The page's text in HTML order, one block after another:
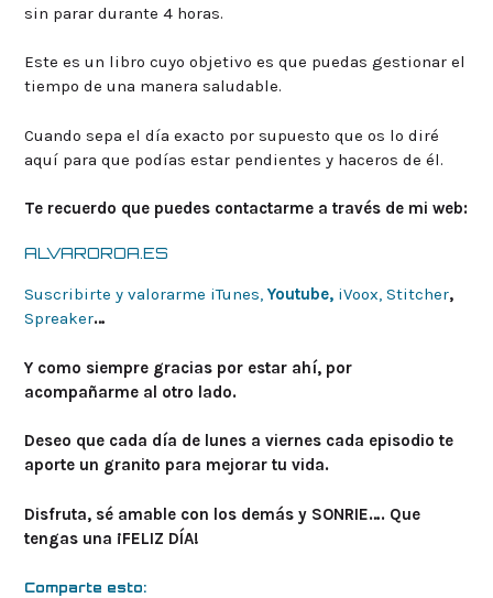
sin parar durante 4 horas.
Este es un libro cuyo objetivo es que puedas gestionar el
tiempo de una manera saludable.
Cuando sepa el día exacto por supuesto que os lo diré
aquí para que podías estar pendientes y haceros de él.
Te recuerdo que puedes contactarme a través de mi web:
ALVAROROA.ES
Suscribirte y valorarme iTunes, Youtube, iVoox, Stitcher,
Spreaker…
Y como siempre gracias por estar ahí, por
acompañarme al otro lado.
Deseo que cada día de lunes a viernes cada episodio te
aporte un granito para mejorar tu vida.
Disfruta, sé amable con los demás y SONRIE…. Que
tengas una ¡FELIZ DÍA!
Comparte esto: